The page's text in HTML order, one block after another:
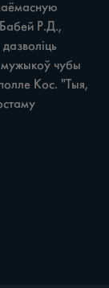
Р.Д.,
чубы
Кос. "Тыя,